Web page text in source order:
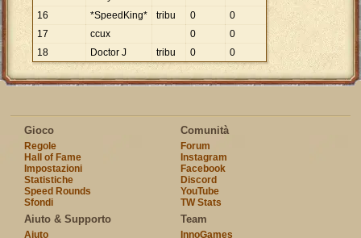
16
*SpeedKing* tribu 0
0
17
ccux 0
0
18
Doctor J tribu 0 0
Gioco
Regole
Hall of Fame
Impostazioni
Statistiche
Speed Rounds
Sfondi
Comunità
Forum
Instagram
Facebook
Discord
YouTube
TW Stats
Aiuto & Supporto
Aiuto
Team
InnoGames